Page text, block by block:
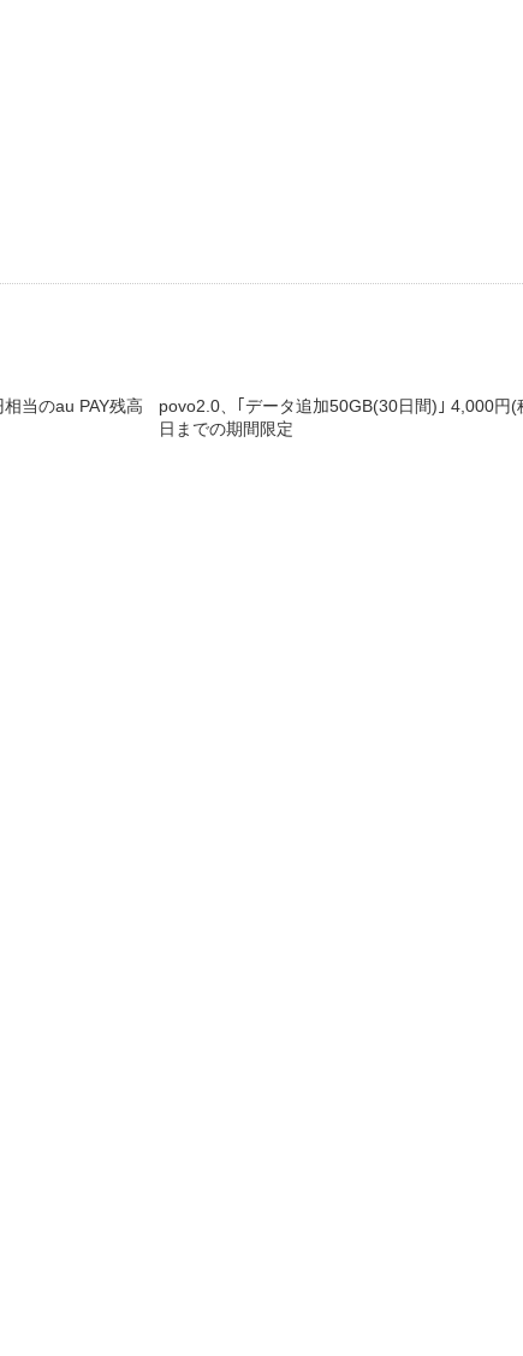
当のau PAY残高
povo2.0、｢データ追加50GB(30日間)｣ 4,000円
日までの期間限定